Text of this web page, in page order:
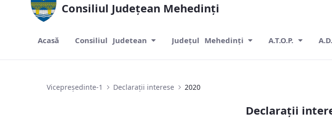
Consiliul Județean Mehedinți
Acasă Consiliul Judetean Județul Mehedinți A.T.O.P.
Vicepreședinte-1 Declarații interese 2020
Declarații